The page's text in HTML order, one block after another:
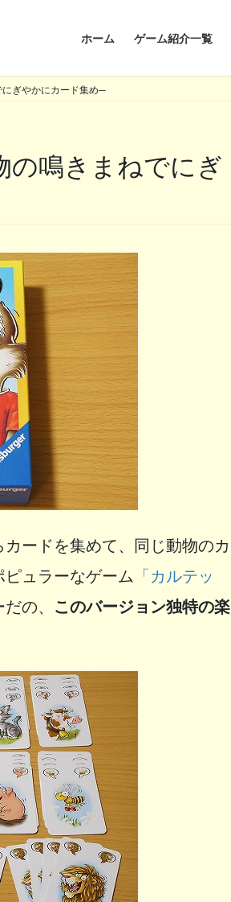
ホーム ゲーム紹介一覧
にぎやかにカード集め─
ードを集めて、同じ動物のカ
ュラーなゲーム 「カルテッ
の、 このバージョン独特の楽